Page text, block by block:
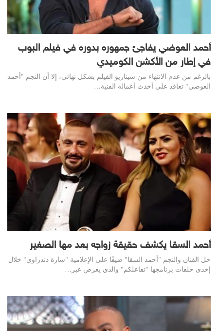
أحمد العوضي يفاجئ جمهوره بدوره في فيلم البوب
في إطار من الأكشن الكوميدي
بالرغم من عدم الانتهاء من سيناريو الفيلم بشكل نهائي، إلا أن النجم "أحمد
العوضي" تعاقد على أحدث أعماله الفنية…
أحمد السقا يكشف حقيقة زواجه بعد مها الصغير
حل الفنان والنجم "أحمد السقا" ضيفًا على الإعلامية "سارة دندراوي" خلال
إحدى حلقات برنامجها "تفاعلكم" والذي يعرض عبر…